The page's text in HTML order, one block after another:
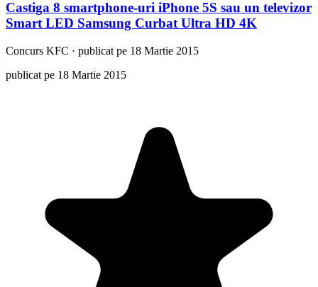
Castiga 8 smartphone-uri iPhone 5S sau un televizor
Smart LED Samsung Curbat Ultra HD 4K
Concurs KFC · publicat pe 18 Martie 2015
publicat pe 18 Martie 2015